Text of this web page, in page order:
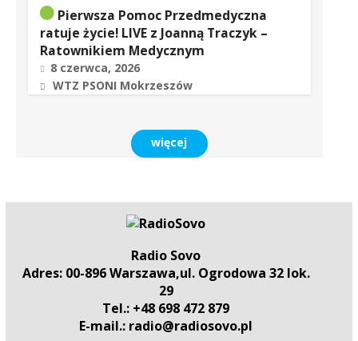
Pierwsza Pomoc Przedmedyczna
ratuje życie! LIVE z Joanną Traczyk –
Ratownikiem Medycznym
8 czerwca, 2026
WTZ PSONI Mokrzeszów
więcej
Radio Sovo
Adres: 00-896 Warszawa,ul. Ogrodowa 32 lok.
29
Tel.: +48 698 472 879
E-mail.: radio@radiosovo.pl